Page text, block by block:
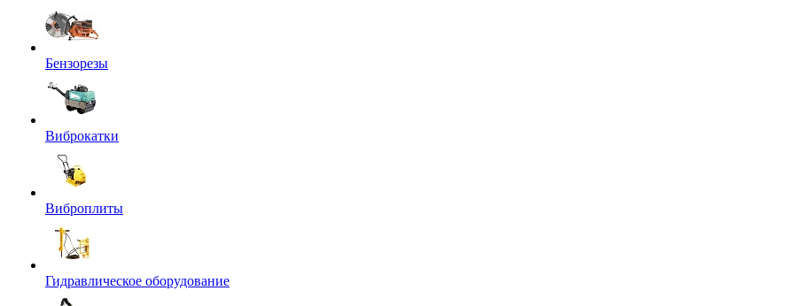
Бензорезы
Виброкатки
Виброплиты
Гидравлическое оборудование